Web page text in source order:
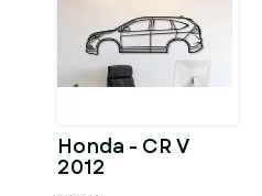
Honda - CR V
2012